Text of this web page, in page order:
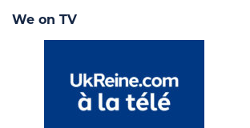
We on TV